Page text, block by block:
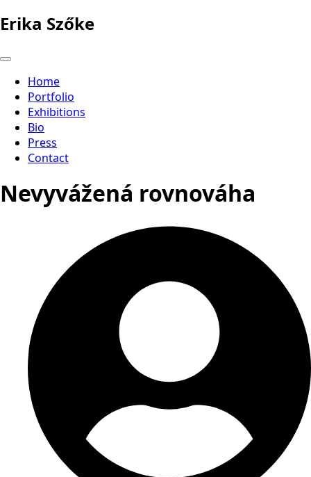
Erika Szőke
Home
Portfolio
Exhibitions
Bio
Press
Contact
Nevyvážená rovnováha